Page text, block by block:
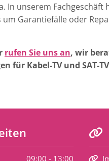
In unserem Fachgeschäft
Garantiefälle oder
rufen Sie uns an, wir
für Kabel-TV und SAT-
09:00 - 13:00

